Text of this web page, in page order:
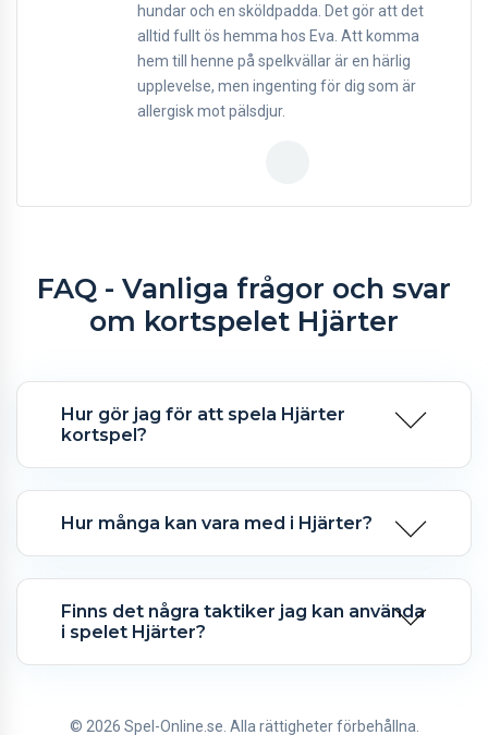
hundar och en sköldpadda. Det gör att det
alltid fullt ös hemma hos Eva. Att komma
hem till henne på spelkvällar är en härlig
upplevelse, men ingenting för dig som är
allergisk mot pälsdjur.
FAQ - Vanliga frågor och svar
om kortspelet Hjärter
Hur gör jag för att spela Hjärter
kortspel?
Hur många kan vara med i Hjärter?
Finns det några taktiker jag kan använda
i spelet Hjärter?
© 2026 Spel-Online.se. Alla rättigheter förbehållna.